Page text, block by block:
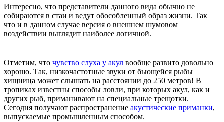
Интересно, что представители данного вида обычно не
собираются в стаи и ведут обособленный образ жизни. Так
что и в данном случае версия о внешнем шумовом
воздействии выглядит наиболее логичной.
Отметим, что чувство слуха у акул вообще развито довольно
хорошо. Так, низкочастотные звуки от бьющейся рыбы
хищница может слышать на расстоянии до 250 метров! В
тропиках известны способы ловли, при которых акул, как и
других рыб, приманивают на специальные трещотки.
Сегодня получают распространение акустические приманки,
выпускаемые промышленным способом.